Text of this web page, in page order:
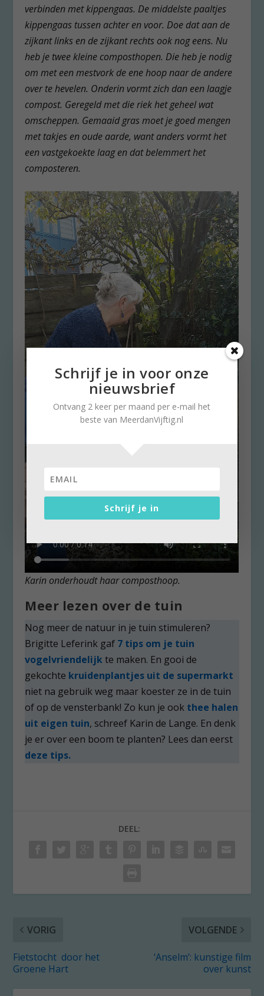
verbinden met kippengaas. De middelste paaltjes
kippengaas tussen achter en voor. Doe dat aan de
zijkant links en de zijkant rechts ook nog eens. Nu
heb je twee kleine composthopen. Die heb je nodig
om met een mestvork de ene hoop naar de andere
over te hevelen. Onderin vormt zich dan een laagje
compost. Geregeld met die riek het geheel wat
omscheppen. Gemaaid gras moet je goed mengen
met takjes en oude aarde, want anders vormt het
een vastgekoekte laag en dat belemmert het
composteren.
Karin onderhoudt haar composthoop.
Meer lezen over de tuin
Nog meer de natuur in je tuin stimuleren?
Brigitte Leferink gaf 7 tips om je tuin
vogelvriendelijkte maken. En gooi de
gekochte kruidenplantjes uit de supermarkt
niet na gebruik weg maar koester ze in de tuin
of op de vensterbank! Zo kun je ook thee halen
uit eigen tuin, schreef Karin de Lange. En denk
je er over een boom te planten? Lees dan eerst
deze tips.
DEEL:
VORIG
Fietstocht door het
Groene Hart
VOLGENDE
‘Anselm’: kunstige film
over kunst
Schrijf je in voor onze
nieuwsbrief
Ontvang 2 keer per maand per e-mail het
beste van MeerdanVijftig.nl
Schrijf je in